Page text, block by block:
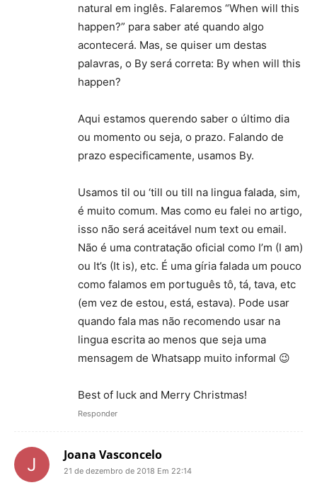
natural em inglês. Falaremos “When will this
happen?” para saber até quando algo
acontecerá. Mas, se quiser um destas
palavras, o By será correta: By when will this
happen?
Aqui estamos querendo saber o último dia
ou momento ou seja, o prazo. Falando de
prazo especificamente, usamos By.
Usamos til ou ‘till ou till na lingua falada, sim,
é muito comum. Mas como eu falei no artigo,
isso não será aceitável num text ou email.
Não é uma contratação oficial como I’m (I am)
ou It’s (It is), etc. É uma gíria falada um pouco
como falamos em português tô, tá, tava, etc
(em vez de estou, está, estava). Pode usar
quando fala mas não recomendo usar na
lingua escrita ao menos que seja uma
mensagem de Whatsapp muito informal 😉
Best of luck and Merry Christmas!
Responder
Joana Vasconcelo
21 de dezembro de 2018 Em 22:14